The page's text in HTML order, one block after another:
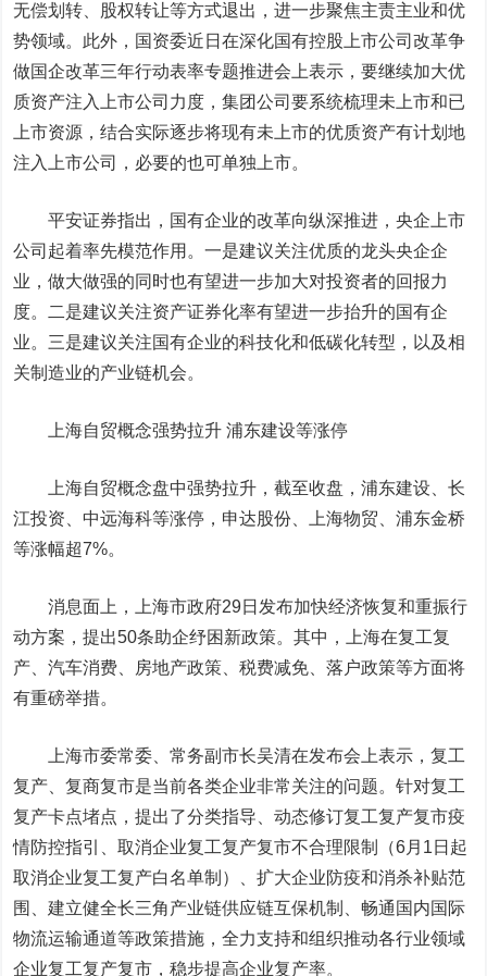
无偿划转、股权转让等方式退出，进一步聚焦主责主业和优
势领域。此外，国资委近日在深化国有控股上市公司改革争
做国企改革三年行动表率专题推进会上表示，要继续加大优
质资产注入上市公司力度，集团公司要系统梳理未上市和已
上市资源，结合实际逐步将现有未上市的优质资产有计划地
注入上市公司，必要的也可单独上市。
平安证券指出，国有企业的改革向纵深推进，央企上市
公司起着率先模范作用。一是建议关注优质的龙头央企企
业，做大做强的同时也有望进一步加大对投资者的回报力
度。二是建议关注资产证券化率有望进一步抬升的国有企
业。三是建议关注国有企业的科技化和低碳化转型，以及相
关制造业的产业链机会。
上海自贸概念强势拉升浦东建设等涨停
上海自贸概念盘中强势拉升，截至收盘，浦东建设、长
江投资
中远海科等涨停， 申达股份 上海物贸 、浦东金桥
等涨幅超7%。
消息面上，上海市政府29日发布加快经济恢复和重振行
动方案，提出50条助企纾困新政策。其中，上海在复工复
产、汽车消费、房地产政策、税费减免、落户政策等方面将
有重磅举措。
上海市委常委、常务副市长吴清在发布会上表示，复工
复产、复商复市是当前各类企业非常关注的问题。针对复工
复产卡点堵点，提出了分类指导、动态修订复工复产复市疫
情防控指引、取消企业复工复产复市不合理限制（6月1日起
取消企业复工复产白名单制）、扩大企业防疫和消杀补贴范
围、建立健全长三角产业链供应链互保机制、畅通国内国际
物流运输通道等政策措施，全力支持和组织推动各行业领域
企业复工复产复市，稳步提高企业复产率。